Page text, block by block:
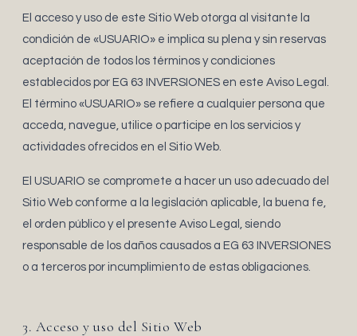
El acceso y uso de este Sitio Web otorga al visitante la
condición de «USUARIO» e implica su plena y sin reservas
aceptación de todos los términos y condiciones
establecidos por EG 63 INVERSIONES en este Aviso Legal.
El término «USUARIO» se refiere a cualquier persona que
acceda, navegue, utilice o participe en los servicios y
actividades ofrecidos en el Sitio Web.
El USUARIO se compromete a hacer un uso adecuado del
Sitio Web conforme a la legislación aplicable, la buena fe,
el orden público y el presente Aviso Legal, siendo
responsable de los daños causados a EG 63 INVERSIONES
o a terceros por incumplimiento de estas obligaciones.
3. Acceso y uso del Sitio Web